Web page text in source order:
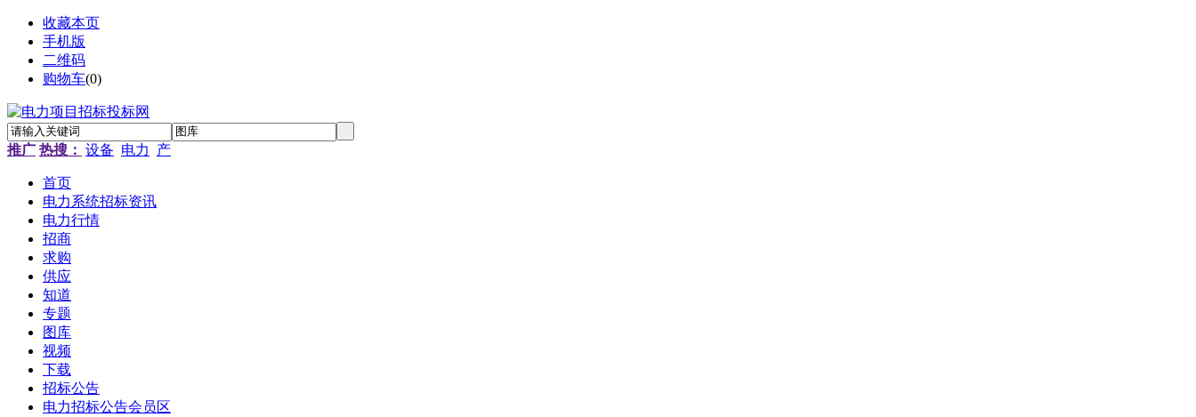
收藏本页
手机版
二维码
购物车(0)
推广 热搜： 设备 电力 产
首页
电力系统招标资讯
电力行情
招商
求购
供应
知道
专题
图库
视频
下载
招标公告
电力招标公告会员区